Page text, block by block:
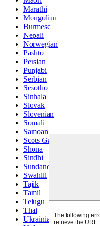
Marathi
Mongolian
Burmese
Nepali
Norwegian
Pashto
Persian
Punjabi
Serbian
Sesotho
Sinhala
Slovak
Slovenian
Somali
Samoan
Scots Gaelic
Shona
Sindhi
Sundanese
Swahili
Tajik
Tamil
Telugu
Thai
Ukrainian